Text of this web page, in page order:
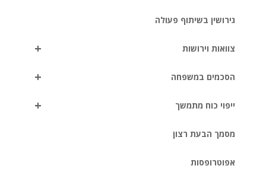
גירושין בשיתוף פעולה
+ צוואות וירושות
+ הסכמים במשפחה
+ ייפוי כוח מתמשך
מסמך הבעת רצון
אפוטרופסות